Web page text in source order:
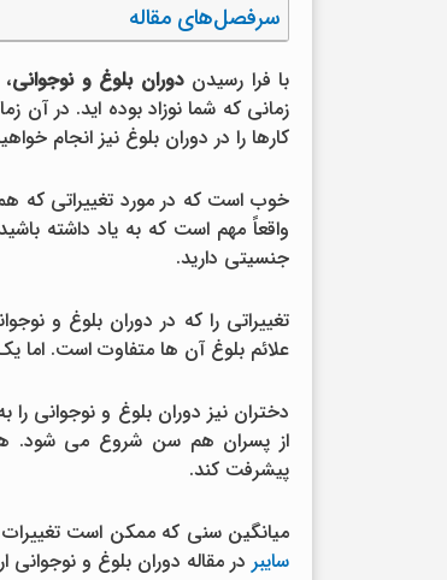
سرفصل‌های مقاله
با فرا رسیدندوران بلوغ و نوجوانی
زمانی که شما نوزاد بوده اید. در
کارها را در دوران بلوغ نیز انجام
خوب است که در مورد تغییراتی که
واقعاً مهم است که به یاد داشته
جنسیتی دارید.
تغییراتی را که در دوران بلوغ و
علائم بلوغ آن ها متفاوت است. اما
دختران نیز دوران بلوغ و نوجوانی را
از پسران هم سن شروع می شود.
پیشرفت کند.
میانگین سنی که ممکن است تغییرات
سایبر در مقاله دوران بلوغ و نوجوانی